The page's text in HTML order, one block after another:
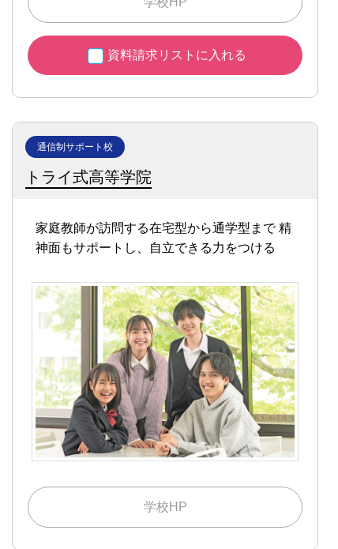
資料請求リストに入れる
通信制サポート校
トライ式高等学院
家庭教師が訪問する在宅型から通学型まで精
神面もサポートし、自立できる力をつける
学校HP